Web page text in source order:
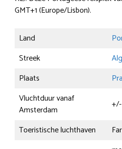
GMT+1 (Europe/Lisbon).
Land
Streek
Plaats
Vluchtduur vanaf
Amsterdam
Toeristische luchthaven